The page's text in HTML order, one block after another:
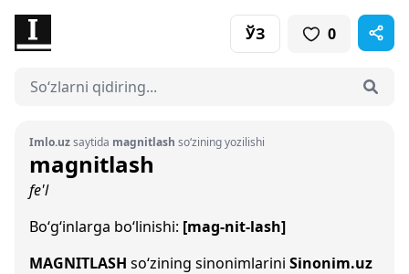
ЎЗ 0
Imlo.uzsaytida magnitlash so‘zining yozilishi
magnitlash
fe'l
Bo‘g‘inlarga bo‘linishi: [mag-nit-lash]
MAGNITLASH so‘zining sinonimlarini Sinonim.uz